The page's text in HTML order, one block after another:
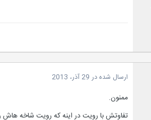
ارسال شده در 29 آذر، 2013
ممنون.